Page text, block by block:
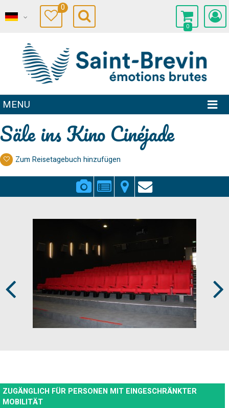
0
0
MENU
Säle ins Kino Cinéjade
Zum Reisetagebuch hinzufügen
ZUGÄNGLICH FÜR PERSONEN MIT EINGESCHRÄNKTER
MOBILITÄT